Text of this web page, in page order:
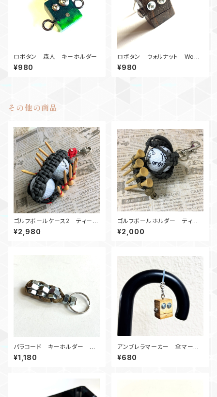
ロボタン 森人 キーホルダー
¥980
ロボタン ウォルナット Wood
_MK
¥980
その他の商品
ゴルフボールケース2 ティーホ
ルダー GR2
¥2,980
ゴルフボールホルダー ティー
ホルダー GK
¥2,000
パラコード キーホルダー ナ
ット_CLICKY_カーキ
¥1,180
アンブレラマーカー 傘マーカ
ー ロボット030726
¥680